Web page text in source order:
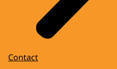
Contact